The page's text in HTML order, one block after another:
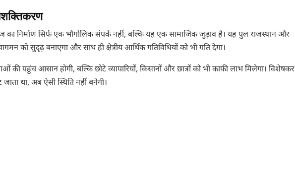
का निर्माण सिर्फ एक भौगोलिक संपर्क नहीं, बल्कि यह एक सामाजिक जुड़ाव है। यह पुल राजस्थान और
को सुदृढ़ बनाएगा और साथ ही क्षेत्रीय आर्थिक गतिविधियों को भी गति देगा।
पहुंच आसान होगी, बल्कि छोटे व्यापारियों, किसानों और छात्रों को भी काफी लाभ मिलेगा। विशेषकर
था, अब ऐसी स्थिति नहीं बनेगी।